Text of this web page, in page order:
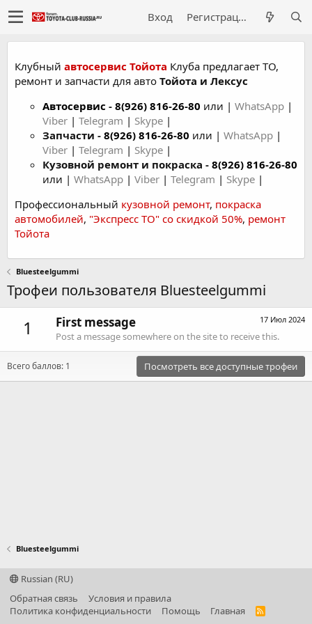
Вход Регистрация
Клубный автосервис Тойота Клуба предлагает ТО,
ремонт и запчасти для авто Тойота и Лексус
Автосервис - 8(926) 816-26-80 или | WhatsApp |
Viber | Telegram | Skype |
Запчасти - 8(926) 816-26-80 или | WhatsApp |
Viber | Telegram | Skype |
Кузовной ремонт и покраска - 8(926) 816-26-80
или | WhatsApp | Viber | Telegram | Skype |
Профессиональный кузовной ремонт, покраска
автомобилей, "Экспресс ТО" со скидкой 50%, ремонт
Тойота
Bluesteelgummi
Трофеи пользователя Bluesteelgummi
1 17 Июл 2024
First message
Post a message somewhere on the site to receive this.
Всего баллов: 1 Посмотреть все доступные трофеи
Bluesteelgummi
Russian (RU)
Обратная связь
Условия и правила
Политика конфиденциальности
Помощь Главная
R